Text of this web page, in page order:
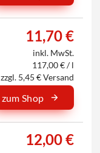
11,70 €
inkl. MwSt.
117,00 € / l
zzgl. 5,45 € Versand
zum Shop
12,00 €